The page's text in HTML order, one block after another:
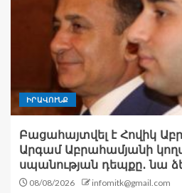
ԻՐԱՎՈՒՆՔ
Բացահայտվել է Հովիկ
Արգամ Աբրահամյանի
սպանության դեպքը․ նա
08/08/2026 infomitk@gmail.com